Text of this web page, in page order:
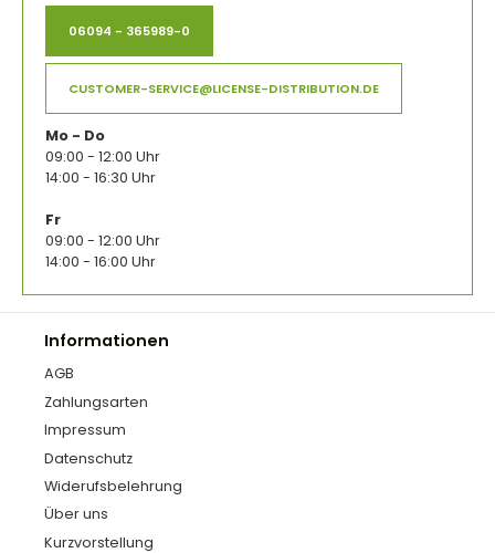
06094 - 365989-0
CUSTOMER-SERVICE@LICENSE-DISTRIBUTION.DE
Mo - Do
09:00 - 12:00 Uhr
14:00 - 16:30 Uhr
Fr
09:00 - 12:00 Uhr
14:00 - 16:00 Uhr
Informationen
AGB
Zahlungsarten
Impressum
Datenschutz
Widerufsbelehrung
Über uns
Kurzvorstellung